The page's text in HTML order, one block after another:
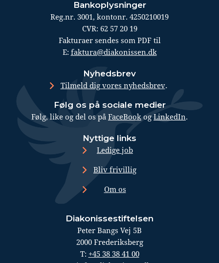
Nyttige links
Ledige job
Bliv frivillig
Om os
Nyhedsbrev
Tilmeld dig vores nyhedsbrev.
Følg os på sociale medier
Følg, like og del os på FaceBookogLinkedIn.
Diakonissestiftelsen
Peter Bangs Vej 5B
2000 Frederiksberg
T: +45 38 38 41 00
Bankoplysninger
Reg.nr. 3001, kontonr. 4250210019
CVR: 62 57 20 19
Fakturaer sendes som PDF til
E: faktura@diakonissen.dk